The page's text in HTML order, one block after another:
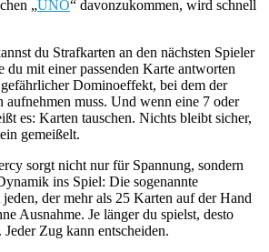
„UNO“ davonzukommen, wird schnell
du Strafkarten an den nächsten Spieler
du mit einer passenden Karte antworten
Dominoeffekt, bei dem der
aufnehmen muss. Und wenn eine 7 oder
es: Karten tauschen. Nichts bleibt sicher,
gemeißelt.
sorgt nicht nur für Spannung, sondern
ins Spiel: Die sogenannte
der mehr als 25 Karten auf der Hand
Ausnahme. Je länger du spielst, desto
Zug kann entscheiden.